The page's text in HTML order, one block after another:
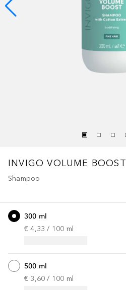
INVIGO VOLUME BOOST
Shampoo
300 ml
€ 4,33 / 100 ml
500 ml
€ 3,60 / 100 ml